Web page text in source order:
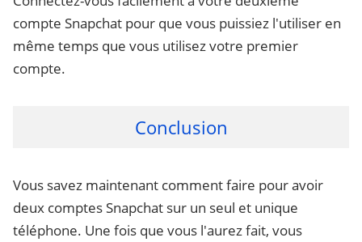
compte Snapchat pour que vous puissiez l'utiliser en
même temps que vous utilisez votre premier
compte.
Conclusion
Vous savez maintenant comment faire pour avoir
deux comptes Snapchat sur un seul et unique
téléphone. Une fois que vous l'aurez fait, vous